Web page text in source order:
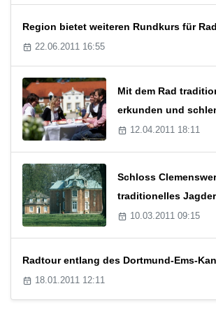
Region bietet weiteren Rundkurs für
22.06.2011 16:55
Mit dem Rad
erkunden und
12.04.2011 18:11
Schloss
traditionelles
10.03.2011 09:15
Radtour entlang des Dortmund-Ems-
18.01.2011 12:11